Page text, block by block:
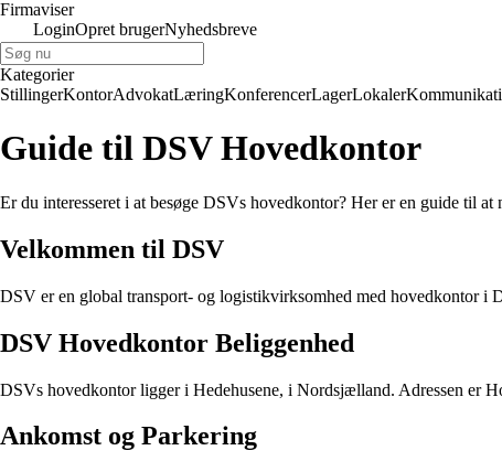
Firmaviser
LoginOpret brugerNyhedsbreve
Kategorier
StillingerKontorAdvokatLæringKonferencerLagerLokaler
Guide til DSV Hovedkontor
Er du interesseret i at besøge DSVs hovedkontor? Her er en guide til
Velkommen til DSV
DSV er en global transport- og logistikvirksomhed med hovedkontor i
DSV Hovedkontor Beliggenhed
DSVs hovedkontor ligger i Hedehusene, i Nordsjælland. Adressen er
Ankomst og Parkering